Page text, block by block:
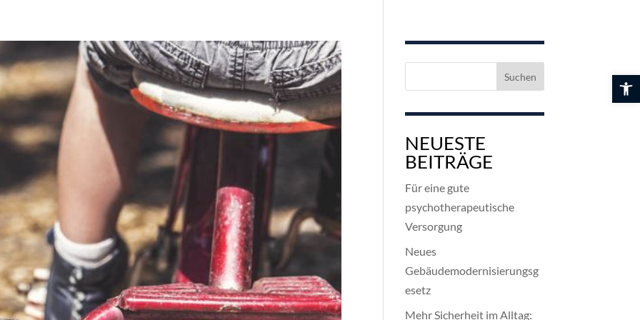
NEUESTE
BEITRÄGE
Für eine gute
psychotherapeutische
Versorgung
Neues
Gebäudemodernisierungsg
esetz
Mehr Sicherheit im Alltag: